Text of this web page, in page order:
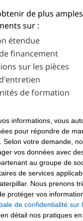
de plus amples
sur :
étendue
financement
sur les pièces
de formation
informations, vous
pour répondre de
Selon votre demande,
vos données avec
au groupe de
de services
Nous prenons
protéger vos
de confidentialité sur
détail nos pratiques